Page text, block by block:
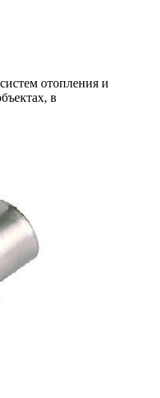
отопления и
в